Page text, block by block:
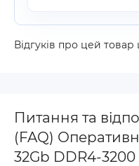
Відгуків про цей
Питання та
(FAQ)
32Gb DDR4-